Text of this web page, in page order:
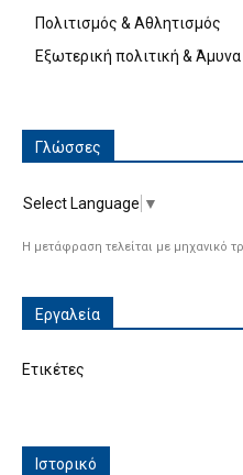
Πολιτισμός & Αθλητισμός
Εξωτερική πολιτική & Άμυνα
Γλώσσες
Select Language ▼
Η μετάφραση τελείται με μηχανικό
Εργαλεία
Ετικέτες
Ιστορικό